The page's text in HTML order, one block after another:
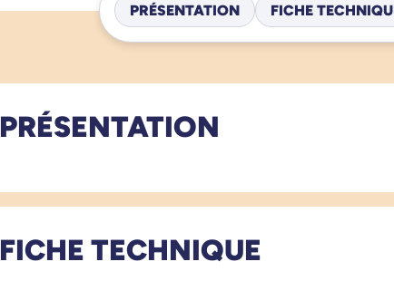
PRÉSENTATION FICHE
PRÉSENTATION
FICHE TECHNIQUE